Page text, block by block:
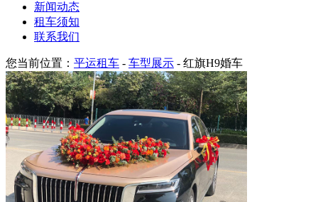
新闻动态
租车须知
联系我们
您当前位置： 平运租车 - 车型展示 - 红旗H9婚车